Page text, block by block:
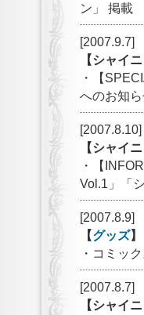
ン」 掲載
[2007.9.7]
【シャイ
・【
へのお知
[2007.8.10]
【シャイ
・【
Vol.1」「
[2007.8.9]
【グッズ】
・コミッ
[2007.8.7]
【シャイ